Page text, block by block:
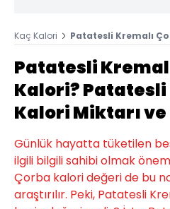
Kaç Kalori Patatesli Kremalı
Patatesli
Kalori? Patatesli
Kalori Miktarı
Günlük hayatta tüketilen
ilgili bilgili sahibi olmak
Çorba kalori değeri de bu
araştırılır. Peki, Patatesli